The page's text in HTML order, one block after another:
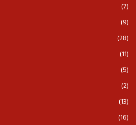
(7)
(9)
(28)
(11)
(5)
(2)
(13)
(16)